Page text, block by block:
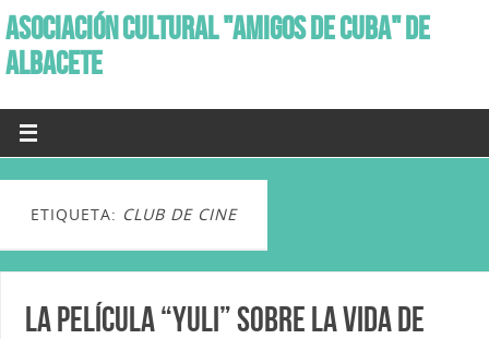
ASOCIACIÓN CULTURAL "AMIGOS DE CUBA" DE
ALBACETE
ETIQUETA: CLUB DE CINE
La Película “Yuli” sobre la vida de